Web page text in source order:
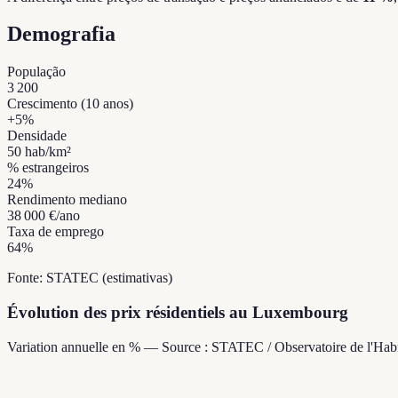
Demografia
População
3 200
Crescimento (10 anos)
+5%
Densidade
50 hab/km²
% estrangeiros
24%
Rendimento mediano
38 000 €/ano
Taxa de emprego
64%
Fonte: STATEC (estimativas)
Évolution des prix résidentiels au Luxembourg
Variation annuelle en % — Source : STATEC / Observatoire de